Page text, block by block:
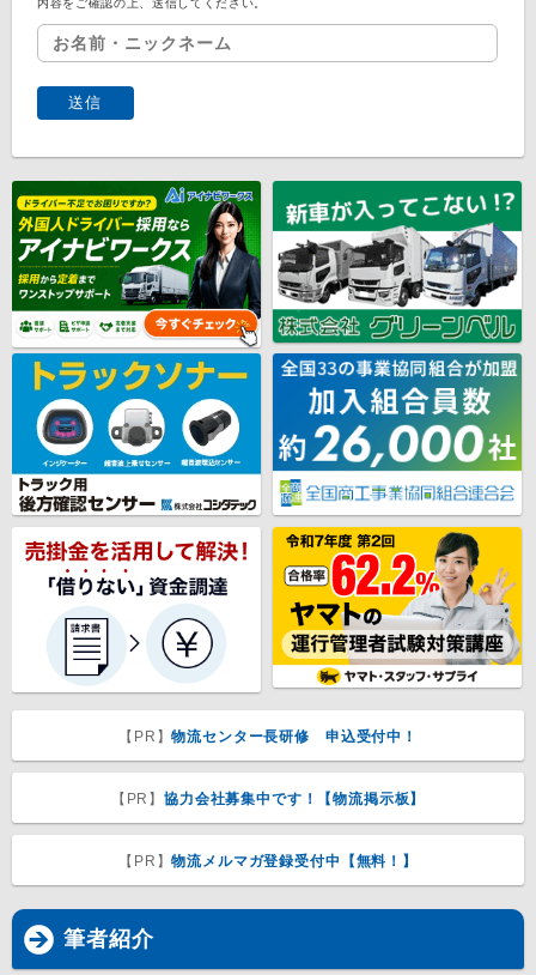
【PR】物流センター長研修 申込受付中！
【PR】協力会社募集中です！【物流掲示板】
【PR】物流メルマガ登録受付中【無料！】
筆者紹介